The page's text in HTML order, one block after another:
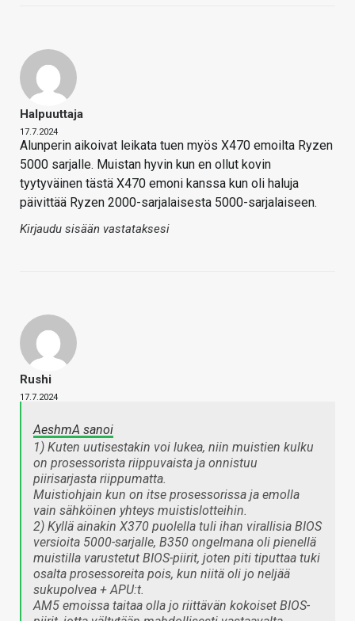
Halpuuttaja
17.7.2024
Alunperin aikoivat leikata tuen myös X470 emoilta Ryzen
5000 sarjalle. Muistan hyvin kun en ollut kovin
tyytyväinen tästä X470 emoni kanssa kun oli haluja
päivittää Ryzen 2000-sarjalaisesta 5000-sarjalaiseen.
Kirjaudu sisään vastataksesi
Rushi
17.7.2024
AeshmA sanoi
1) Kuten uutisestakin voi lukea, niin muistien kulku
on prosessorista riippuvaista ja onnistuu
piirisarjasta riippumatta.
Muistiohjain kun on itse prosessorissa ja emolla
vain sähköinen yhteys muistislotteihin.
2) Kyllä ainakin X370 puolella tuli ihan virallisia BIOS
versioita 5000-sarjalle, B350 ongelmana oli pienellä
muistilla varustetut BIOS-piirit, joten piti tiputtaa tuki
osalta prosessoreita pois, kun niitä oli jo neljää
sukupolvea + APU:t.
AM5 emoissa taitaa olla jo riittävän kokoiset BIOS-